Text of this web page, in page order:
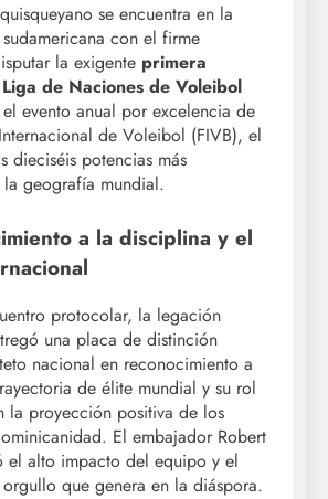
se encuentra en la
con el firme
la exigente primera
de Naciones de Voleibol
evento anual por excelencia de
de Voleibol (FIVB), el
dieciséis potencias más
geografía mundial.
a la disciplina y el
protocolar, la legación
una placa de distinción
nacional en reconocimiento a
de élite mundial y su rol
la proyección positiva de los
El embajador Robert
el alto impacto del equipo y el
que genera en la diáspora.